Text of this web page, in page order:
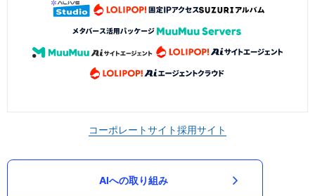
コーポレートサイト採用サイト
AIへの取り組み